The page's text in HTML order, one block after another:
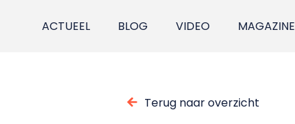
ACTUEEL BLOG VIDEO MAGAZINE
Terug naar overzicht